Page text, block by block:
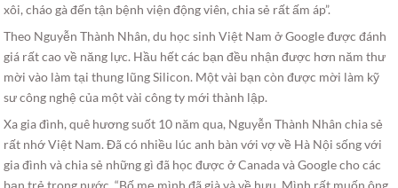
xôi, cháo gà đến tận bệnh viện động viên, chia sẻ rất ấm áp”.
Theo Nguyễn Thành Nhân, du học sinh Việt Nam ở Google được đánh
giá rất cao về năng lực. Hầu hết các bạn đều nhận được hơn năm thư
mời vào làm tại thung lũng Silicon. Một vài bạn còn được mời làm kỹ
sư công nghệ của một vài công ty mới thành lập.
Xa gia đình, quê hương suốt 10 năm qua, Nguyễn Thành Nhân chia sẻ
rất nhớ Việt Nam. Đã có nhiều lúc anh bàn với vợ về Hà Nội sống với
gia đình và chia sẻ những gì đã học được ở Canada và Google cho các